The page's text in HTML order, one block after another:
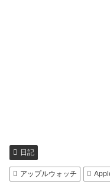
日記
アップルウォッチ